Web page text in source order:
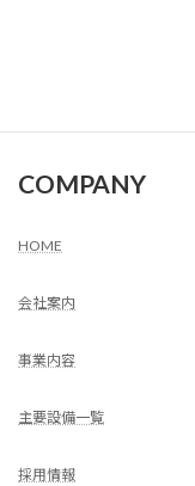
COMPANY
HOME
会社案内
事業内容
主要設備一覧
採用情報